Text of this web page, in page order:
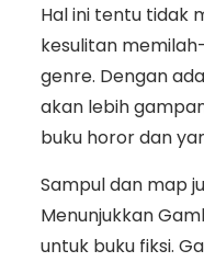
Hal ini tentu tidak
kesulitan
genre. Dengan
akan lebih
buku horor dan
Sampul dan map
Menunjukkan
untuk buku fiksi.